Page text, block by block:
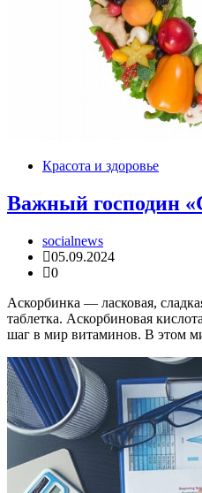
Красота и здоровье
Важный господин
socialnews
05.09.2024
0
Аскорбинка — ласковая,
таблетка. Аскорбиновая
шаг в мир витаминов. В этом